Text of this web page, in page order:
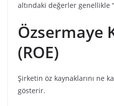
altındaki değerler genellikle
Özsermaye
(ROE)
Şirketin öz kaynaklarını ne
gösterir.